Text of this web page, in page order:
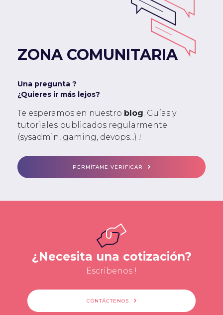
ZONA COMUNITARIA
Una pregunta ?
¿Quieres ir más lejos?
Te esperamos en nuestro blog . Guías y
tutoriales publicados regularmente
(sysadmin, gaming, devops...) !
PERMÍTAME VERIFICAR
¿Necesita una cotización?
Escribenos !
CONTÁCTENOS